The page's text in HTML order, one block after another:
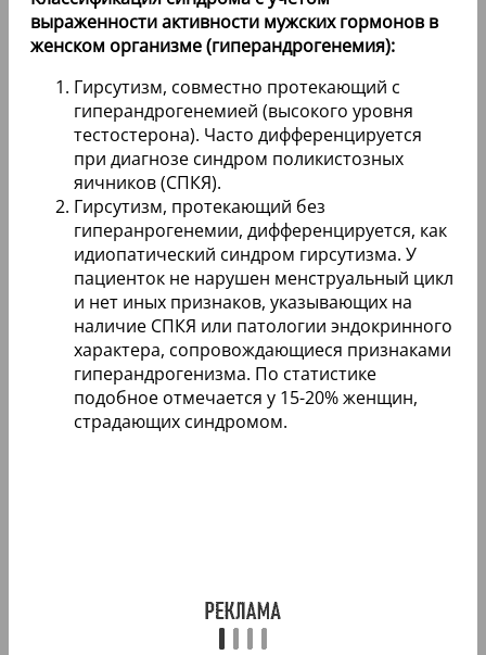
выраженности активности мужских гормонов в
женском организме (гиперандрогенемия):
Гирсутизм, совместно протекающий с
гиперандрогенемией (высокого уровня
тестостерона). Часто дифференцируется
при диагнозе синдром поликистозных
яичников (СПКЯ).
Гирсутизм, протекающий без
гиперанрогенемии, дифференцируется, как
идиопатический синдром гирсутизма. У
пациенток не нарушен менструальный цикл
и нет иных признаков, указывающих на
наличие СПКЯ или патологии эндокринного
характера, сопровождающиеся признаками
гиперандрогенизма. По статистике
подобное отмечается у 15-20% женщин,
страдающих синдромом.